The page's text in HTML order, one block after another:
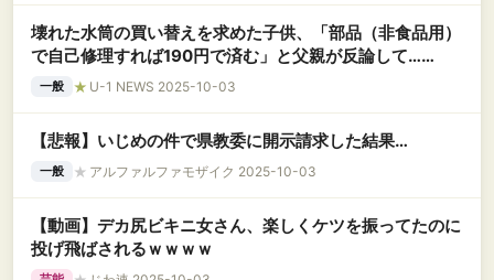
壊れた水筒の買い替えを求めた子供、「部品（非食品用）
で自己修理すれば190円で済む」と父親が反論して……
一般 ★ U-1 NEWS 2025-10-03
【悲報】いじめの件で県教委に開示請求した結果…
一般 ★ アルファルファモザイク 2025-10-03
【動画】デカ尻ビキニ女さん、楽しくケツを振ってたのに
投げ飛ばされるｗｗｗｗ